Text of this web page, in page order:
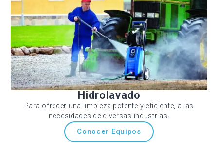
Hidrolavado
Para ofrecer una limpieza potente y eficiente, a las
necesidades de diversas industrias.
Conocer Equipos